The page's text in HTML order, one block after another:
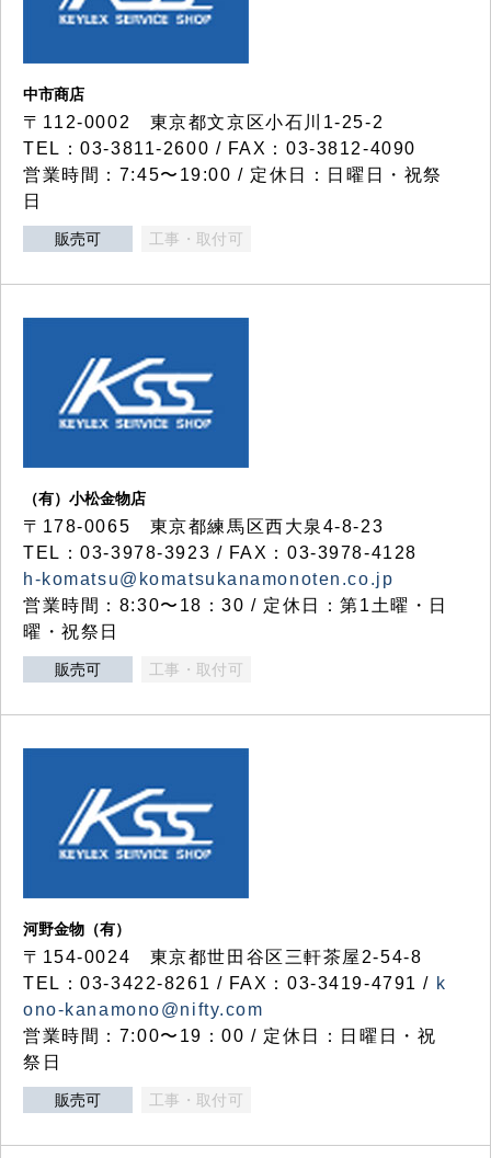
中市商店
〒112-0002 東京都文京区小石川1-25-2
TEL：03-3811-2600 / FAX：03-3812-4090
営業時間：7:45〜19:00 / 定休日：日曜日・祝祭
日
販売可 工事・取付可
（有）小松金物店
〒178-0065 東京都練馬区西大泉4-8-23
TEL：03-3978-3923 / FAX：03-3978-4128
h-komatsu@komatsukanamonoten.co.jp
営業時間：8:30〜18：30 / 定休日：第1土曜・日
曜・祝祭日
販売可 工事・取付可
河野金物（有）
〒154-0024 東京都世田谷区三軒茶屋2-54-8
TEL：03-3422-8261 / FAX：03-3419-4791 / k
ono-kanamono@nifty.com
営業時間：7:00〜19：00 / 定休日：日曜日・祝
祭日
販売可 工事・取付可